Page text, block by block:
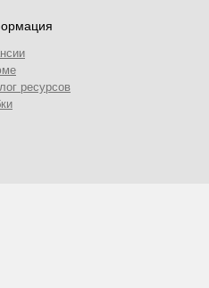
ресурсов